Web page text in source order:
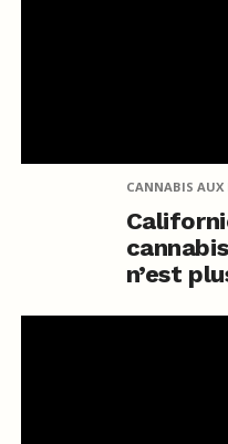
CANNABIS AUX
n’est